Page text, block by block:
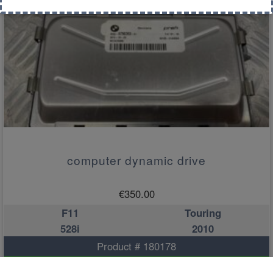
computer dynamic drive
€350.00
F11
Touring
528i
2010
Product # 180178